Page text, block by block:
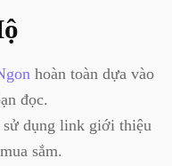
hoàn toàn dựa vào
đọc.
sử dụng link giới thiệu
sắm.